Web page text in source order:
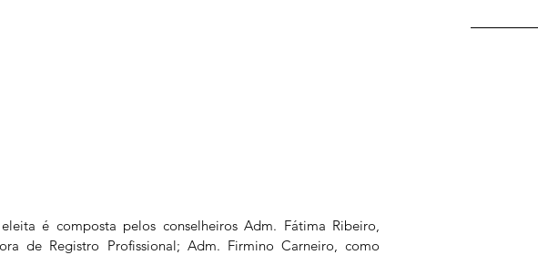
é composta pelos conselheiros Adm. Fátima Ribeiro,
de Registro Profissional; Adm. Firmino Carneiro, como